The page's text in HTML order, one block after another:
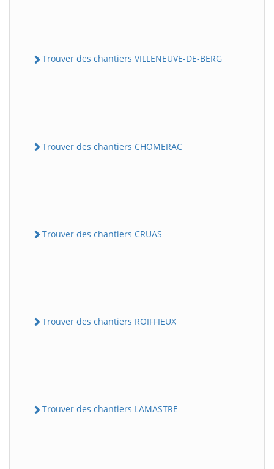
Trouver des chantiers VILLENEUVE-DE-BERG
Trouver des chantiers CHOMERAC
Trouver des chantiers CRUAS
Trouver des chantiers ROIFFIEUX
Trouver des chantiers LAMASTRE